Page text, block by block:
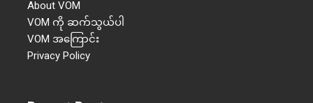
About VOM
VOM ကို ဆက်သွယ်ပါ
VOM အကြောင်း
Privacy Policy